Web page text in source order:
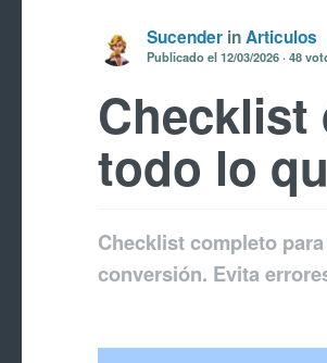
Sucender inArticulos
Publicado el 12/03/2026 48
Checklist
todo lo
Checklist completo
conversión. Evita